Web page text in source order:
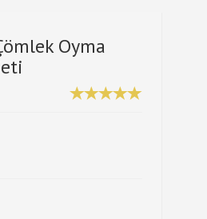
Oyma